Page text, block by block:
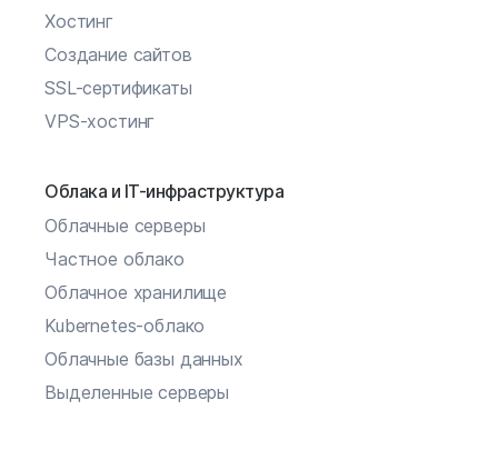
Хостинг
Создание сайтов
SSL-сертификаты
VPS-хостинг
Облака и IT-инфраструктура
Облачные серверы
Частное облако
Облачное хранилище
Kubernetes-облако
Облачные базы данных
Выделенные серверы